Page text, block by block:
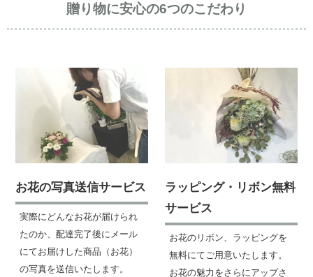
贈り物に安心の6つのこだわり
お花の写真送信サービス
実際にどんなお花が届けられ
たのか、配達完了後にメール
にてお届けした商品（お花）
の写真を送信いたします。
ラッピング・リボン無料
サービス
お花のリボン、ラッピングを
無料にてご用意いたします。
お花の魅力をさらにアップさ